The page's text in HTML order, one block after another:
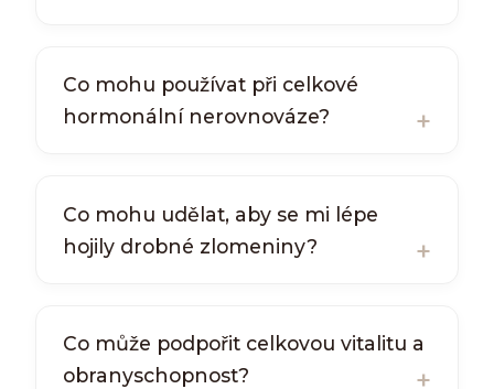
Co mohu používat při celkové
hormonální nerovnováze?
Co mohu udělat, aby se mi lépe
hojily drobné zlomeniny?
Co může podpořit celkovou vitalitu a
obranyschopnost?